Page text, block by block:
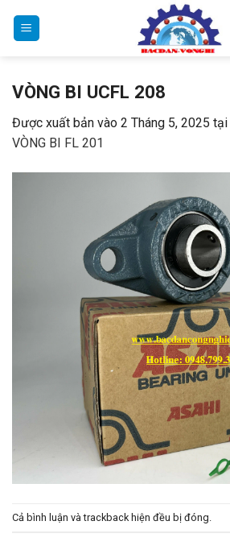
VÒNG BI UCFL 208
Được xuất bản vào 2 Tháng 5, 2025 tại
VÒNG BI FL 201
Cả bình luận và trackback hiện đều bị đóng.